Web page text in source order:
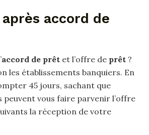
accord de
accord de prêt et l’offre de prêt ?
les établissements banquiers. En
45 jours, sachant que
peuvent vous faire parvenir l’offre
la réception de votre